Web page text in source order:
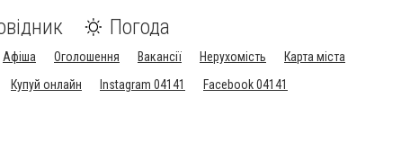
Погода
Афіша Оголошення Вакансії Нерухомість
Карта міста
Купуй онлайн Instagram 04141 Facebook 04141